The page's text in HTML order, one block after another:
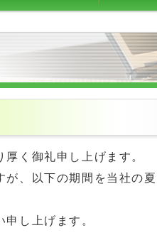
く御礼申し上げます。
が、以下の期間を当社の
し上げます。